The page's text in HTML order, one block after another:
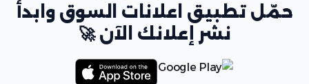
حمّل تطبيق اعلانات السوق وابدأ
نشر إعلانك الآن 🚀